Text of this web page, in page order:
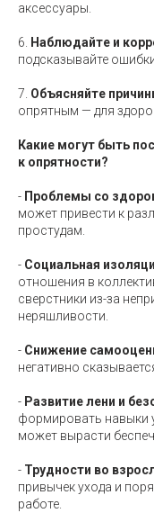
аксессуары.
6. Наблюдайте и
подсказывайте
7. Объясняйте
опрятным — для
Какие могут быть
к опрятности?
- Проблемы со
может привести к
простудам.
- Социальная
отношения в
сверстники из-за
неряшливости.
- Снижение
негативно
- Развитие лени и
формировать навыки
может вырасти
- Трудности во
привычек ухода и
работе.